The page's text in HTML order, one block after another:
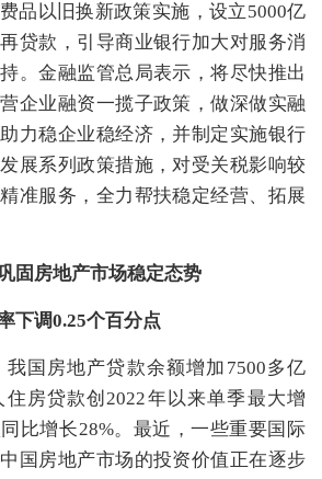
品以旧换新政策实施，设立5000亿
贷款，引导商业银行加大对服务消
。金融监管总局表示，将尽快推出
企业融资一揽子政策，做深做实融
力稳企业稳经济，并制定实施银行
展系列政策措施，对受关税影响较
准服务，全力帮扶稳定经营、拓展
固房地产市场稳定态势
下调0.25个百分点
房地产贷款余额增加7500多亿
房贷款创2022年以来单季最大增
比增长28%。最近，一些重要国际
国房地产市场的投资价值正在逐步